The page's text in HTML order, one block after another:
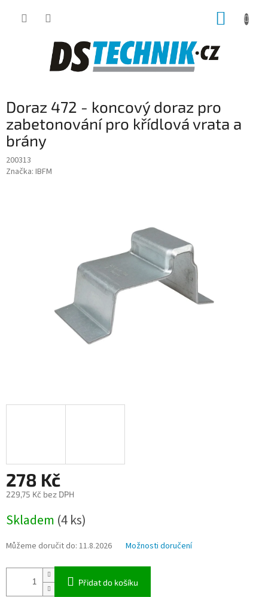
Doraz 472 - koncový doraz pro
zabetonování pro křídlová vrata a
brány
200313
Značka: IBFM
278 Kč
229,75 Kč bez DPH
cena:
Skladem (4 ks)
Můžeme doručit do: 11.8.2026 Možnosti doručení
Přidat do košíku